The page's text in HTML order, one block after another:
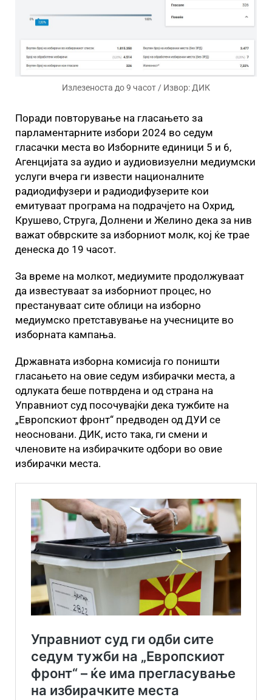
Излезеноста до 9 часот / Извор: ДИК
Поради повторување на гласањето за
парламентарните избори 2024 во седум
гласачки места во Изборните единици 5 и 6,
Агенцијата за аудио и аудиовизуелни медиумски
услуги вчера ги извести националните
радиодифузери и радиодифузерите кои
емитуваат програма на подрачјето на Охрид,
Крушево, Струга, Долнени и Желино дека за нив
важат обврските за изборниот молк, кој ќе трае
денеска до 19 часот.
За време на молкот, медиумите продолжуваат
да известуваат за изборниот процес, но
престануваат сите облици на изборно
медиумско претставување на учесниците во
изборната кампања.
Државната изборна комисија го поништи
гласањето на овие седум избирачки места, а
одлуката беше потврдена и од страна на
Управниот суд посочувајќи дека тужбите на
„Европскиот фронт“ предводен од ДУИ се
неосновани. ДИК, исто така, ги смени и
членовите на избирачките одбори во овие
избирачки места.